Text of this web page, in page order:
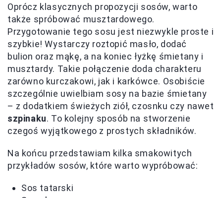
Oprócz klasycznych propozycji sosów, warto
także spróbować musztardowego.
Przygotowanie tego sosu jest niezwykle proste i
szybkie! Wystarczy roztopić masło, dodać
bulion oraz mąkę, a na koniec łyżkę śmietany i
musztardy. Takie połączenie doda charakteru
zarówno kurczakowi, jak i karkówce. Osobiście
szczególnie uwielbiam sosy na bazie śmietany
– z dodatkiem świeżych ziół, czosnku czy nawet
szpinaku. To kolejny sposób na stworzenie
czegoś wyjątkowego z prostych składników.
Na końcu przedstawiam kilka smakowitych
przykładów sosów, które warto wypróbować:
Sos tatarski